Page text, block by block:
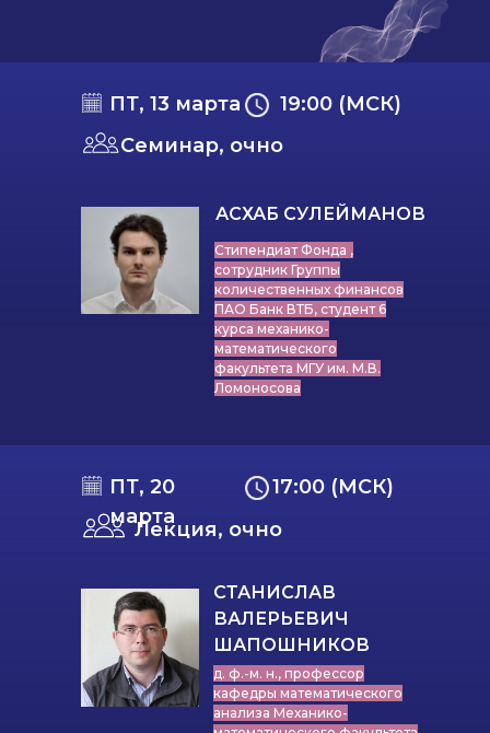
АСХАБ СУЛЕЙМАНОВ
ПТ, 13 марта
Стипендиат Фонда ,
сотрудник Группы
количественных финансов
ПАО Банк ВТБ, студент 6
курса механико-
математического
факультета МГУ им. М.В.
Ломоносова
Семинар, очно
19:00 (МСК)
СТАНИСЛАВ
ВАЛЕРЬЕВИЧ
ШАПОШНИКОВ
ПТ, 20
марта
д. ф.-м. н., профессор
кафедры математического
анализа Механико-
17:00 (МСК)
Лекция, очно